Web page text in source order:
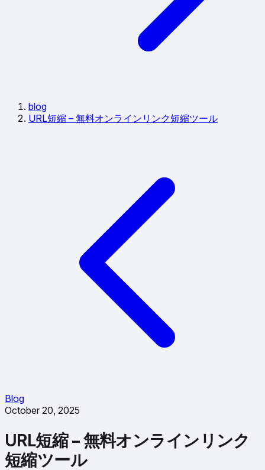
blog
URL短縮 – 無料オンラインリンク短縮ツール
Blog
October 20, 2025
URL短縮 – 無料オンラインリンク
短縮ツール